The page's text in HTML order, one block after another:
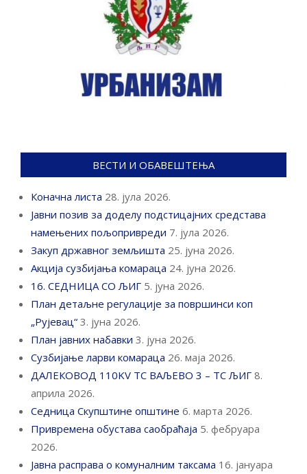
ВЕСТИ И ОБАВЕШТЕЊА
Коначна листа 28. јула 2026.
Јавни позив за доделу подстицајних средстава
намењених пољопривреди 7. јула 2026.
Закуп државног земљишта 25. јуна 2026.
Акција сузбијања комараца 24. јуна 2026.
16. СЕДНИЦА СО ЉИГ 5. јуна 2026.
План детаљне регулације за површинси коп
„Рујевац“ 3. јуна 2026.
План јавних набавки 3. јуна 2026.
Сузбијање ларви комараца 26. маја 2026.
ДАЛЕКОВОД 110KV ТС ВАЉЕВО 3 – ТС ЉИГ 8.
априла 2026.
Седница Скупштине општине 6. марта 2026.
Привремена обустава саобраћаја 5. фебруара
2026.
Јавна расправа о комуналним таксама 16. јануара